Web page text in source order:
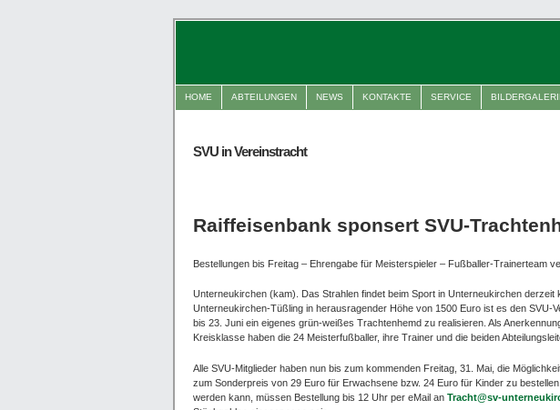
HOME ABTEILUNGEN NEWS KONTAKTE SERVICE
SVU in Vereinstracht
Raiffeisenbank sponsert SVU-
Bestellungen bis Freitag – Ehrengabe für Meisterspieler – Fußballer-Trainerteam
Unterneukirchen (kam). Das Strahlen findet beim Sport in Unterneukirchen
Unterneukirchen-Tüßling in herausragender Höhe von 1500 Euro ist es den SVU-
bis 23. Juni ein eigenes grün-weißes Trachtenhemd zu realisieren. Als
Kreisklasse haben die 24 Meisterfußballer, ihre Trainer und die beiden
Alle SVU-Mitglieder haben nun bis zum kommenden Freitag, 31. Mai, die
zum Sonderpreis von 29 Euro für Erwachsene bzw. 24 Euro für Kinder zu
werden kann, müssen Bestellung bis 12 Uhr per eMail an Tracht@sv-